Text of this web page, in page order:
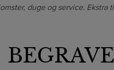
duge og service. Ekstra